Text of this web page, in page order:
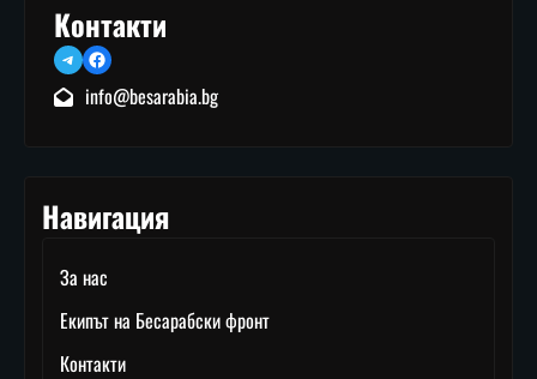
Контакти
TelegramFacebook
info@besarabia.bg
Навигация
За нас
Екипът на Бесарабски фронт
Контакти